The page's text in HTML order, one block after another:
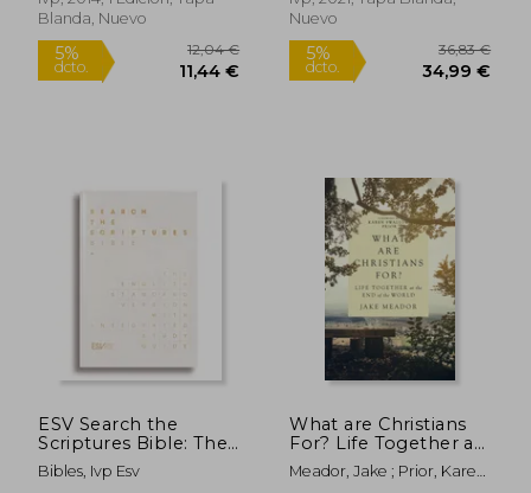
Blanda, Nuevo
5%
dcto. 11,44 €
Inglés)
Nuevo
5%
dcto.
ESV Search the
Scriptures Bible: The
English Standard
Version Bible with
Bibles, Ivp Esv
What are Christians
For? Life Together at
the end of the World
(en Inglés)
Meador, Jake ; Prior, Karen